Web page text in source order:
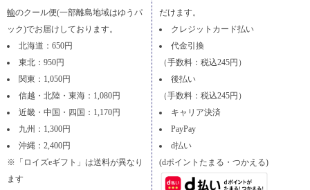
輸のクール便(一部離島地域はゆうパ
ック)でお届けしております。
北海道：650円
東北：950円
関東：1,050円
信越・北陸・東海：1,080円
近畿・中国・四国：1,170円
九州：1,300円
沖縄：2,400円
※「ロイズeギフト」は送料が異なり
ます
だけます。
クレジットカード払い
代金引換
（手数料：税込245円）
後払い
（手数料：税込245円）
キャリア決済
PayPay
d払い
(dポイントたまる・つかえる)